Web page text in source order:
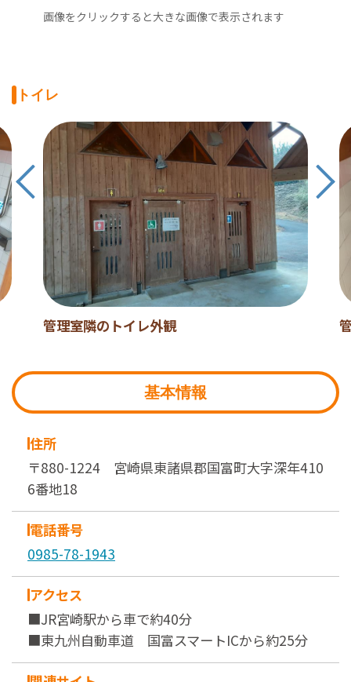
画像をクリックすると大きな画像で表示されます
トイレ
管理室隣のトイレ外観
基本情報
住所
〒880-1224 宮崎県東諸県郡国富町大字深年410
6番地18
電話番号
0985-78-1943
アクセス
■JR宮崎駅から車で約40分
■東九州自動車道 国富スマートICから約25分